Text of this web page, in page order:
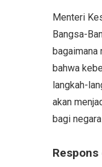
Menteri
Bangsa-
bagaimana
bahwa
langkah-
akan
bagi
Respons